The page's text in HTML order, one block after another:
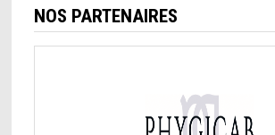
NOS PARTENAIRES